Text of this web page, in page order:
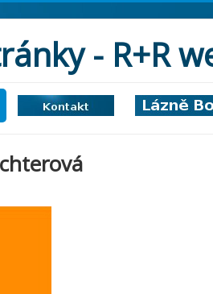
- R+R